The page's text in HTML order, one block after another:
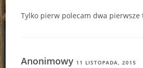
Tylko pierw polecam dwa pierwsze
Anonimowy 11 LISTOPADA, 2015